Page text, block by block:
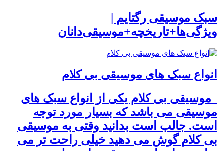
سبک موسیقی رگتایم |
ویژگی‌ها+تاریخچه+موسیقی‌دانان
انواع سبک های موسیقی بی کلام
موسیقی بی کلام یکی از انواع سبک های
موسیقی می باشد که بسیار مورد توجه
است. جالب است بدانید وقتی به موسیقی
بی کلام گوش می دهید خیلی راحت تر می